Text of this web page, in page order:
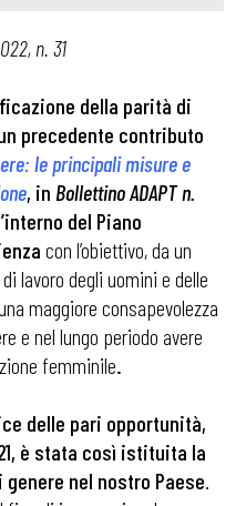
n. 31
della parità di
precedente contributo
le principali misure e
, in Bollettino ADAPT n.
del Piano
con l’obiettivo, da un
lavoro degli uomini e delle
maggiore consapevolezza
e nel lungo periodo avere
femminile.
delle pari opportunità,
è stata così istituita la
nel nostro Paese.